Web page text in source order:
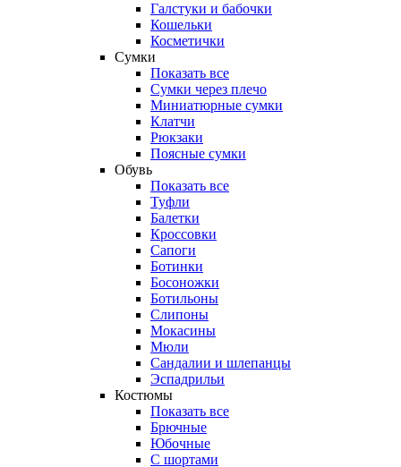
Галстуки и бабочки
Кошельки
Косметички
Сумки
Показать все
Сумки через плечо
Миниатюрные cумки
Клатчи
Рюкзаки
Поясные сумки
Обувь
Показать все
Туфли
Балетки
Кроссовки
Сапоги
Ботинки
Босоножки
Ботильоны
Слипоны
Мокасины
Мюли
Сандалии и шлепанцы
Эспадрильи
Костюмы
Показать все
Брючные
Юбочные
С шортами